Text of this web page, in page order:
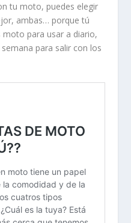
tu moto, puedes elegir
ambas… porque tú
para usar a diario,
para salir con los